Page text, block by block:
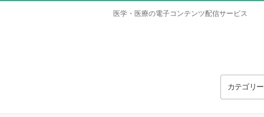
医学・医療の電子コンテンツ配信サービス
カテゴリー